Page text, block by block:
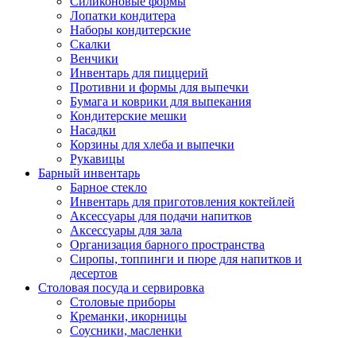
Лопатки кондитера
Наборы кондитерские
Скалки
Венчики
Инвентарь для пиццерий
Противни и формы для выпечки
Бумага и коврики для выпекания
Кондитерские мешки
Насадки
Корзины для хлеба и выпечки
Рукавицы
Барный инвентарь
Барное стекло
Инвентарь для приготовления коктейлей
Аксессуары для подачи напитков
Аксессуары для зала
Организация барного пространства
Сиропы, топпинги и пюре для напитков и
десертов
Столовая посуда и сервировка
Столовые приборы
Креманки, икорницы
Соусники, масленки